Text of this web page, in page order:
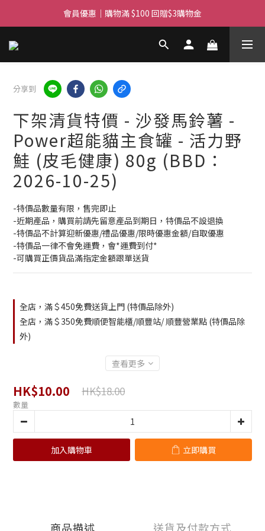
滿$450免費送貨上門 I 滿$350免運 順豐自取
會員優惠｜購物滿 $100 回贈$3購物金
滿$450免費送貨上門 I 滿$350免運 順豐自取
分享到
下架清貨特價 - 沙發馬鈴薯 -
Power超能貓主食罐 - 活力野
鮭 (皮毛健康) 80g (BBD：
2026-10-25)
-特價品數量有限，售完即止
-近期產品，購買前請先留意產品到期日，特價品不設退換
-特價品不計算迎新優惠/禮品優惠/限時優惠金額/自取優惠
-特價品一律不會免運費，會*運費到付*
-可購買正價貨品滿指定金額跟單送貨
全店，滿＄450免費送貨上門 (特價品除外)
全店，滿＄350免費順便智能櫃/順豐站/ 順豐營業點 (特價品除
外)
查看更多
HK$10.00 HK$18.00
數量
加入購物車 立即購買
商品描述 送貨及付款方式